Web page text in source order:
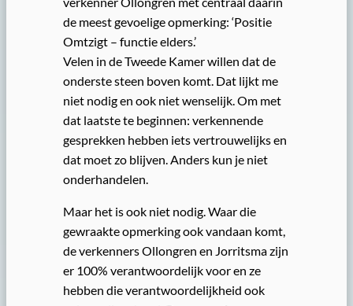
de meest gevoelige opmerking: ‘Positie
Omtzigt – functie elders.’
Velen in de Tweede Kamer willen dat de
onderste steen boven komt. Dat lijkt me
niet nodig en ook niet wenselijk. Om met
dat laatste te beginnen: verkennende
gesprekken hebben iets vertrouwelijks en
dat moet zo blijven. Anders kun je niet
onderhandelen.
Maar het is ook niet nodig. Waar die
gewraakte opmerking ook vandaan komt,
de verkenners Ollongren en Jorritsma zijn
er 100% verantwoordelijk voor en ze
hebben die verantwoordelijkheid ook